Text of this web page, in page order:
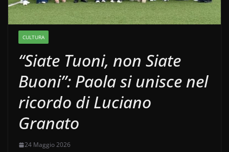
CULTURA
“Siate Tuoni, non Siate
Buoni”: Paola si unisce nel
ricordo di Luciano
Granato
24 Maggio 2026